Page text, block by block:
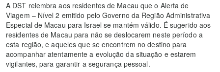
A DST relembra aos residentes de Macau que o Alerta de
Viagem – Nível 2 emitido pelo Governo da Região Administrativa
Especial de Macau para Israel se mantém válido. É sugerido aos
residentes de Macau para não se deslocarem neste período a
esta região, e aqueles que se encontrem no destino para
acompanhar atentamente a evolução da situação e estarem
vigilantes, para garantir a segurança pessoal.